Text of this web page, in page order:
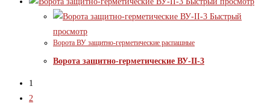
Быстрый
просмотр
Ворота ВУ защитно-герметические распашные
Ворота защитно-герметические ВУ-II-3
1
2